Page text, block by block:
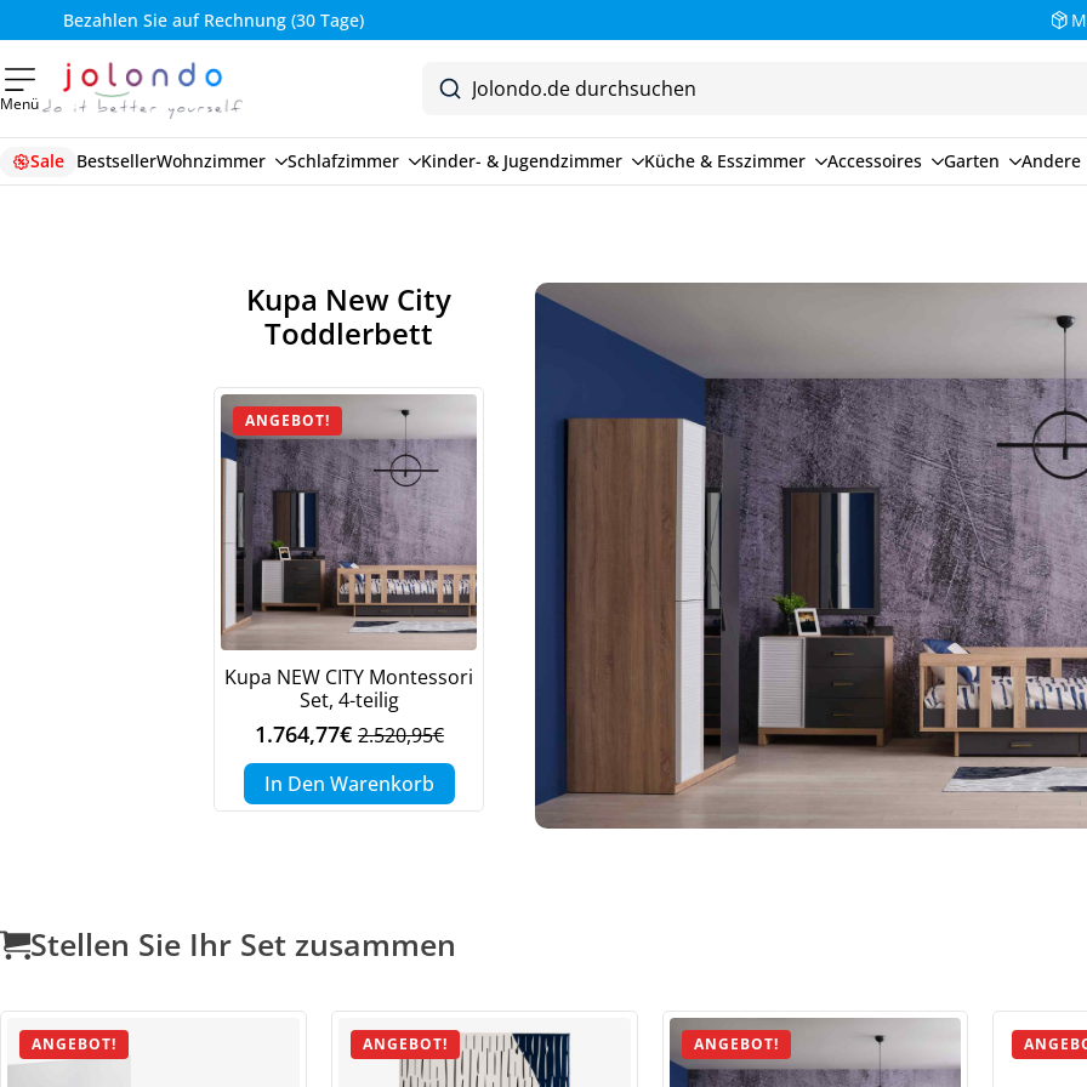
Bezahlen Sie auf Rechnung (30 Tage)
Menü
Sale BestsellerWohnzimmer Schlafzimmer Kinder- & Jugendzimmer Küche & Esszimmer Accessoires Garten Andere
Kupa New City
Toddlerbett
ANGEBOT!
Kupa NEW CITY Montessori
Set, 4-teilig
2.520,95€
Ursprünglicher
Preis
war:
2.520,95€
1.764,77€Aktueller
Preis
ist:
1.764,77€.
In Den Warenkorb
Stellen Sie Ihr Set zusammen
ANGEBOT! ANGEBOT! ANGEBOT!